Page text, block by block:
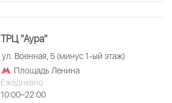
ТРЦ "Аура"
ул. Военная, 5 (минус 1-ый этаж)
Площадь Ленина
Ежедневно
10:00–22:00